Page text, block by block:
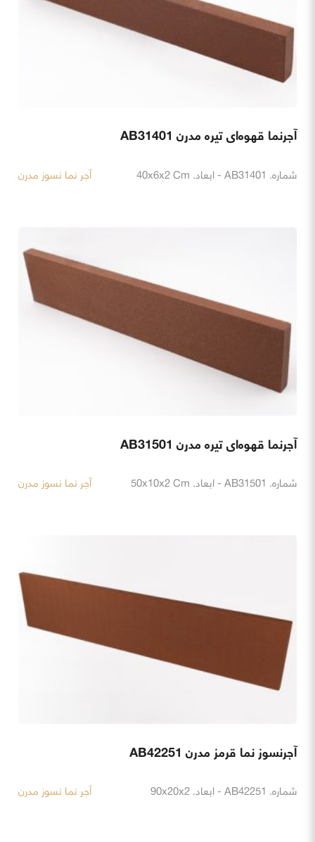
آجرنما قهوه‌ای تیره مدرن AB31401
شماره. AB31401 - ابعاد. 40x6x2 Cm آجر نما نسوز مدرن
آجرنما قهوه‌ای تیره مدرن AB31501
شماره. AB31501 - ابعاد. 50x10x2 Cm آجر نما نسوز مدرن
آجرنسوز نما قرمز مدرن AB42251
شماره. AB42251 - ابعاد. 90x20x2 آجر نما نسوز مدرن